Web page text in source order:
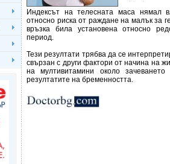
Индексът на телесната маса нямал
относно риска от раждане на малък за
връзка била установена относно
период.
Тези резултати трябва да се
свързан с други фактори от начина на
на мултивитамини около
резултатите на бременността.